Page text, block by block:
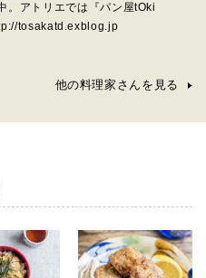
。アトリエでは『パン屋tOki
tosakatd.exblog.jp
他の料理家さんを見る